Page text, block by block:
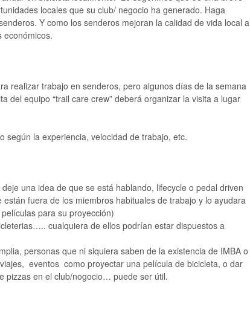
locales que su club/ negocio ha generado. Haga
Y como los senderos mejoran la calidad de vida local a
económicos.
realizar trabajo en senderos, pero algunos días de la semana
del equipo “trail care crew” deberá organizar la visita a lugar
según la experiencia, velocidad de trabajo, etc.
una idea de que se está hablando, lifecycle o pedal driven
fuera de los miembros habituales de trabajo y lo ayudara
para su proyección)
cualquiera de ellos podrían estar dispuestos a
personas que ni siquiera saben de la existencia de IMBA o
eventos como proyectar una película de bicicleta, o dar
pizzas en el club/nogocio… puede ser útil.